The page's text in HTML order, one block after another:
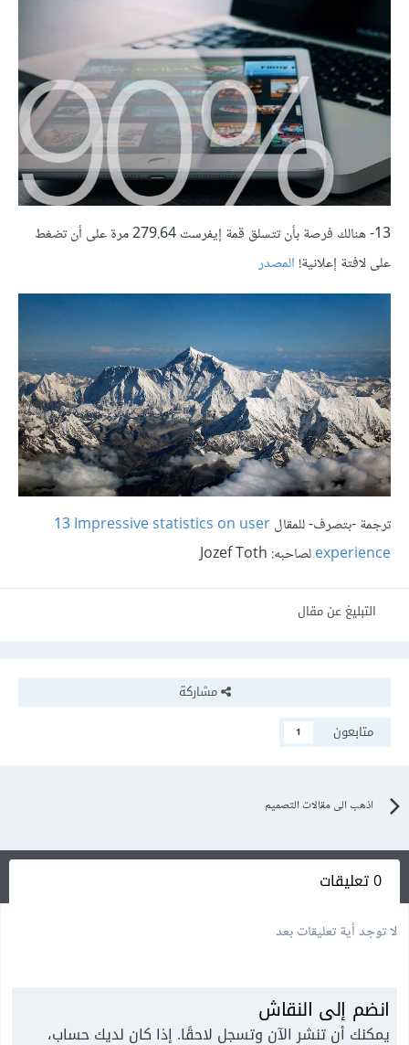
13- هنالك فرصة بأن تتسلق قمة إيفرست 279.64 مرة على أن تضغط
على لافتة إعلانية! المصدر
ترجمة -بتصرف- للمقال‎13 Impressive statistics on user
experienceلصاحبه: Jozef Toth
التبليغ عن مقال
مشاركة
متابعون
1
اذهب الى مقالات التصميم
0 تعليقات
لا توجد أية تعليقات بعد
انضم إلى النقاش
يمكنك أن تنشر الآن وتسجل لاحقًا. إذا كان لديك حساب،